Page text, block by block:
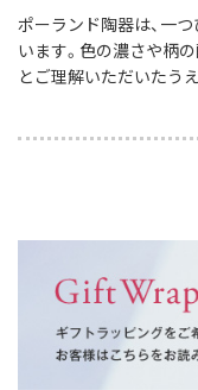
ポーランド陶器は、一
います。色の濃さや柄
とご理解いただいたう